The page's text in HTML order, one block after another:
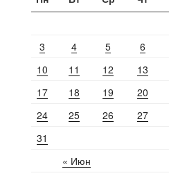
« Июн
3
4 5 6
10
11 12 13
17
18 19 20
24
25 26 27
31